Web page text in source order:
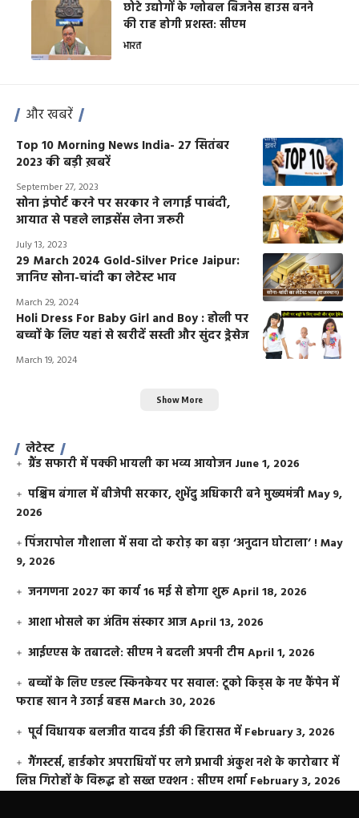
छोटे उद्योगों के ग्लोबल बिजनेस हाउस बनने
की राह होगी प्रशस्त: सीएम
भारत
और खबरें
Top 10 Morning News India- 27 सितंबर
2023 की बड़ी ख़बरें
September 27, 2023
सोना इंपोर्ट करने पर सरकार ने लगाई पाबंदी,
आयात से पहले लाइसेंस लेना जरूरी
July 13, 2023
29 March 2024 Gold-Silver Price Jaipur:
जानिए सोना-चांदी का लेटेस्ट भाव
March 29, 2024
Holi Dress For Baby Girl and Boy : होली पर
बच्चों के लिए यहां से खरीदें सस्ती और सुंदर ड्रेसेज
March 19, 2024
Show More
लेटेस्ट
ग्रैंड सफारी में पक्की भायली का भव्य आयोजन June 1, 2026
पश्चिम बंगाल में बीजेपी सरकार, शुभेंदु अधिकारी बने मुख्यमंत्रीMay 9,
2026
​पिंजरापोल गौशाला में सवा दो करोड़ का बड़ा ‘अनुदान घोटाला’ !May
9, 2026
जनगणना 2027 का कार्य 16 मई से होगा शुरूApril 18, 2026
आशा भोसले का अंतिम संस्कार आजApril 13, 2026
आईएएस के तबादले: सीएम ने बदली अपनी टीमApril 1, 2026
बच्चों के लिए एडल्ट स्किनकेयर पर सवाल: टूको किड्स के नए कैंपेन में
फराह खान ने उठाई बहसMarch 30, 2026
पूर्व विधायक बलजीत यादव ईडी की हिरासत में February 3, 2026
गैंगस्टर्स, हार्डकोर अपराधियों पर लगे प्रभावी अंकुश नशे के कारोबार में
लिप्त गिरोहों के विरूद्ध हो सख्त एक्शन : सीएम शर्मा February 3, 2026